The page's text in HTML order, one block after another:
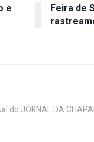
e
Feira de
do JORNAL DA